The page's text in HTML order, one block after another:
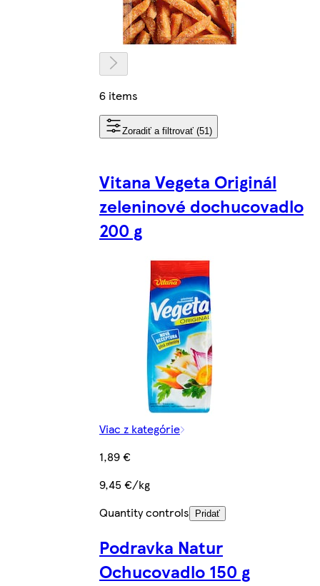
6 items
Zoradiť a filtrovať (51)
Vitana Vegeta Originál
zeleninové dochucovadlo
200 g
Viac z kategórie
1,89 €
9,45 €/kg
Quantity controls
Pridať
Podravka Natur
Ochucovadlo 150 g